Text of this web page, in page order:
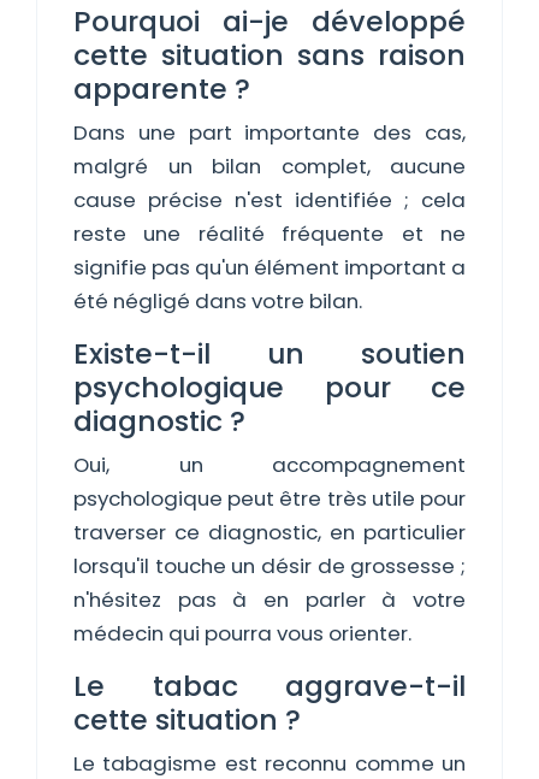
Pourquoi ai-je développé
cette situation sans raison
apparente ?
Dans une part importante des cas,
malgré un bilan complet, aucune
cause précise n'est identifiée ; cela
reste une réalité fréquente et ne
signifie pas qu'un élément important a
été négligé dans votre bilan.
Existe-t-il un soutien
psychologique pour ce
diagnostic ?
Oui, un accompagnement
psychologique peut être très utile pour
traverser ce diagnostic, en particulier
lorsqu'il touche un désir de grossesse ;
n'hésitez pas à en parler à votre
médecin qui pourra vous orienter.
Le tabac aggrave-t-il
cette situation ?
Le tabagisme est reconnu comme un